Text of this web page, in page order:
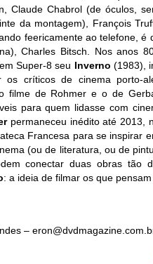
Claude Chabrol (de óculos,
da montagem), François
feericamente ao telefone,
Charles Bitsch. Nos anos
Super-8 seu Inverno (1983),
os críticos de cinema porto-
filme de Rohmer e o de
para quem lidasse com
permaneceu inédito até 2013,
Francesa para se inspirar
(ou de literatura, ou de
conectar duas obras tão
: a ideia de filmar os que
–